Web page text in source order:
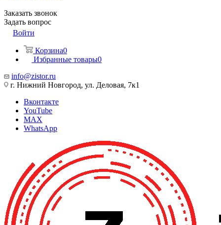
Заказать звонок
Задать вопрос
Войти
Корзина0
Избранные товары0
info@zistor.ru
г. Нижний Новгород, ул. Деловая, 7к1
Вконтакте
YouTube
MAX
WhatsApp